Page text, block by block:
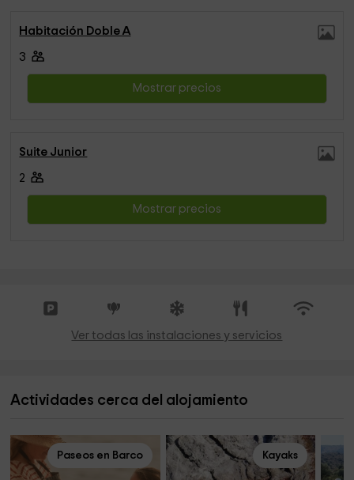
Habitación Doble A
3
Mostrar precios
Suite Junior
2
Mostrar precios
Ver todas las instalaciones y servicios
Actividades cerca del alojamiento
Paseos en Barco Kayaks